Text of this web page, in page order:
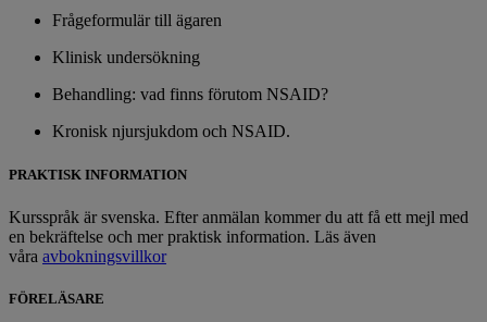
Frågeformulär till ägaren
Klinisk undersökning
Behandling: vad finns förutom NSAID?
Kronisk njursjukdom och NSAID.
PRAKTISK INFORMATION
Kursspråk är svenska. Efter anmälan kommer du att få ett mejl med
en bekräftelse och mer praktisk information. Läs även
våra avbokningsvillkor
FÖRELÄSARE